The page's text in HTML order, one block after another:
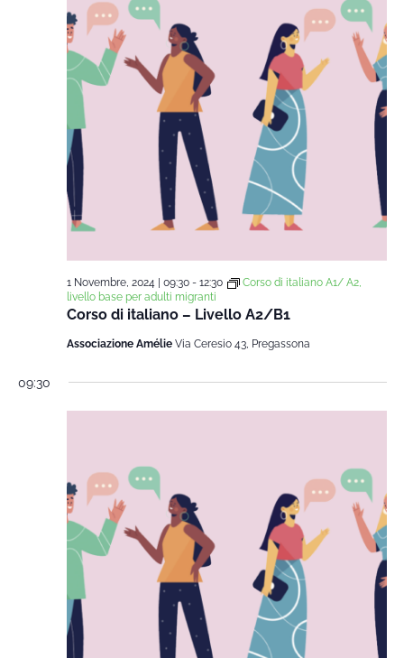
Corso di italiano – Livello A2/B1
1 Novembre, 2024 | 09:30- 12:30
Corso di italiano A1/ A2,
livello base per adulti migranti
Associazione Amélie Via Ceresio 43, Pregassona
09:30